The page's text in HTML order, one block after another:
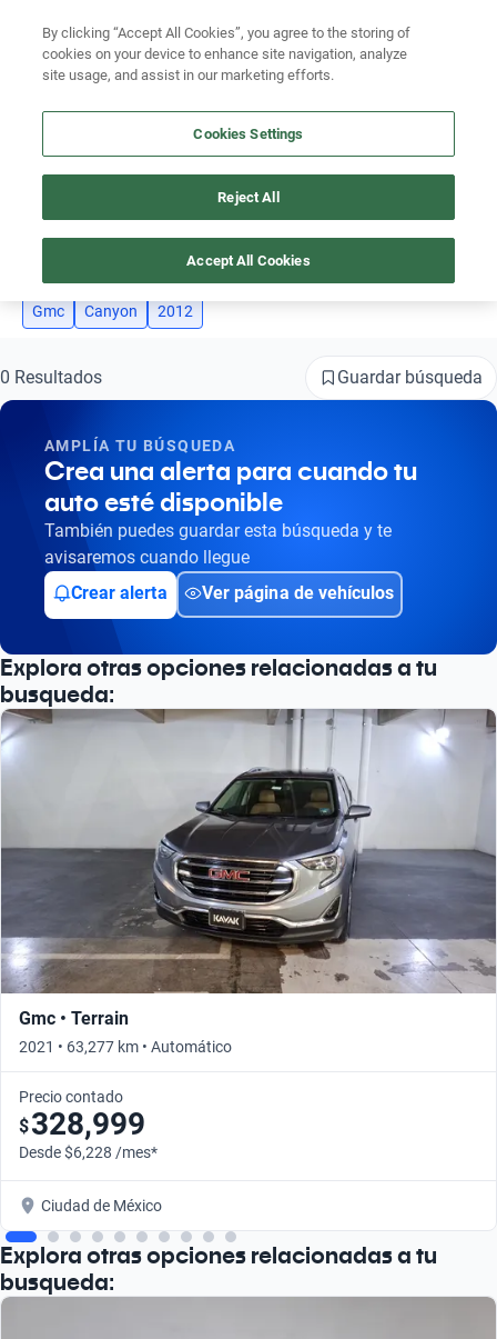
Ubicación
Busca por versión
Busca por año
Busca por marca
Busca por año
3
Gmc Canyon 2012
0 Resultados Guardar búsqueda
AMPLÍA TU BÚSQUEDA
Crea una alerta para cuando tu
auto esté disponible
También puedes guardar esta búsqueda y te
avisaremos cuando llegue
Crear alerta
Ver página de vehículos
Explora otras opciones relacionadas a tu
busqueda:
Gmc • Terrain
2021 • 63,277 km • Automático
Precio contado
$328,999
Desde $6,228 /mes*
Ciudad de México
Explora otras opciones relacionadas a tu
busqueda:
By clicking “Accept All Cookies”, you agree to the storing of
cookies on your device to enhance site navigation, analyze
site usage, and assist in our marketing efforts.
Cookies Settings
Reject All
Accept All Cookies